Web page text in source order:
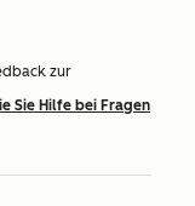
zur
Sie Hilfe bei Fragen